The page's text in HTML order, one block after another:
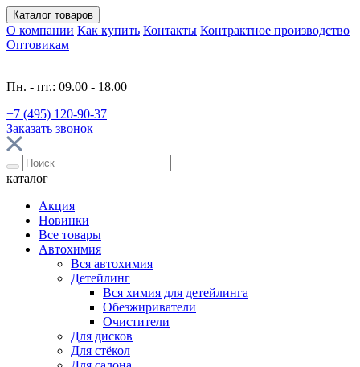
Каталог товаров
О компании Как купить Контакты Контрактное производство
Оптовикам
Пн. - пт.: 09.00 - 18.00
+7 (495) 120-90-37
Заказать звонок
каталог
Акция
Новинки
Все товары
Автохимия
Вся автохимия
Детейлинг
Вся химия для детейлинга
Обезжириватели
Очистители
Для дисков
Для стёкол